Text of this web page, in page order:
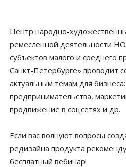
Центр народно-
ремесленной деятельности
субъектов малого и среднего
Санкт-Петербурге» проводит
актуальным темам для
предпринимательства,
продвижение в соцсетях и др.
Если вас волнуют вопросы
редизайна продукта
бесплатный вебинар!